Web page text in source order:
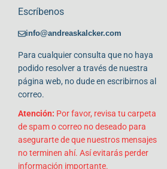
Escríbenos
info@andreaskalcker.com
Para cualquier consulta que no haya
podido resolver a través de nuestra
página web, no dude en escribirnos al
correo.
Atención: Por favor, revisa tu carpeta
de spam o correo no deseado para
asegurarte de que nuestros mensajes
no terminen ahí. Así evitarás perder
información importante.